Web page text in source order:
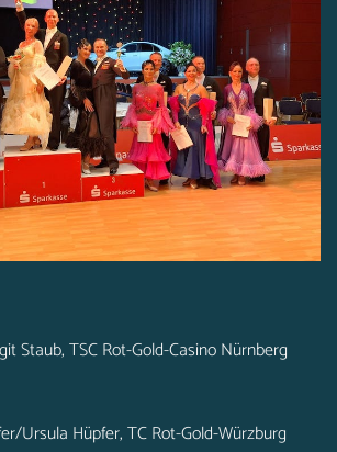
Staub, TSC Rot-Gold-Casino Nürnberg
Ursula Hüpfer, TC Rot-Gold-Würzburg